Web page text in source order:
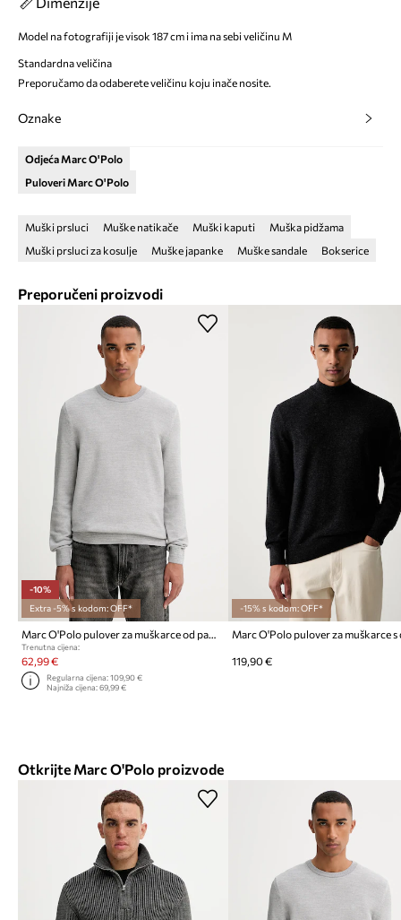
Model na fotografiji je visok 187 cm i ima na sebi veličinu M
Standardna veličina
Preporučamo da odaberete veličinu koju inače nosite.
Oznake
Odjeća Marc O'Polo
Puloveri Marc O'Polo
Muški prsluci Muške natikače Muški kaputi
Muška pidžama
Muški prsluci za kosulje
Muške japanke Muške sandale Bokserice
Preporučeni proizvodi
-10%
Extra -5% s kodom: OFF*
Marc O'Polo pulover za muškarce od pamuka
Trenutna cijena:
62,99 €
Regularna cijena:109,90 €
Najniža cijena:69,99 €
-15% s kodom: OFF*
119,90 €
Otkrijte Marc O'Polo proizvode